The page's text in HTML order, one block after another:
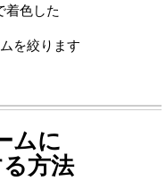
着色した
を絞ります
ムに
方法